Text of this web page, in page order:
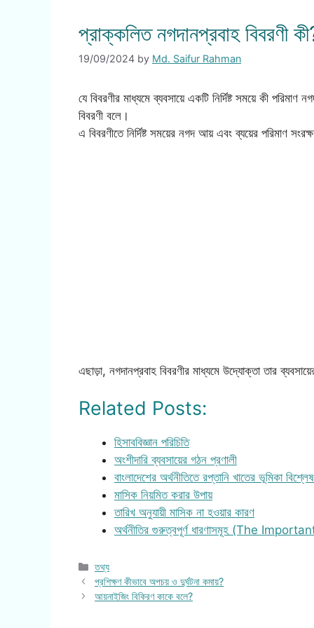
প্রাক্কলিত নগদানপ্রবাহ বিবরণী
19/09/2024 by Md. Saifur Rahman
যে বিবরণীর মাধ্যমে ব্যবসায়ে একটি নির্দিষ্ট সময়ে কী
বিবরণী বলে।
এ বিবরণীতে নির্দিষ্ট সময়ের নগদ আয় এবং ব্যয়ের পরিমাণ
এছাড়া, নগদানপ্রবাহ বিবরণীর মাধ্যমে উদ্যোক্তা তার
Related Posts:
হিসাববিজ্ঞান পরিচিতি
অংশীদারি ব্যবসায়ের গঠন প্রণালী
বাংলাদেশের অর্থনীতিতে রপ্তানি খাতের ভূমিকা
মাসিক নিয়মিত করার উপায়
তারিখ অনুযায়ী মাসিক না হওয়ার কারণ
অর্থনীতির গুরুত্বপূর্ণ ধারণাসমূহ (The
Categories
তথ্য
প্রশিক্ষণ কীভাবে অপচয় ও দুর্ঘটনা কমায়?
আয়নাইজিং বিকিরণ কাকে বলে?